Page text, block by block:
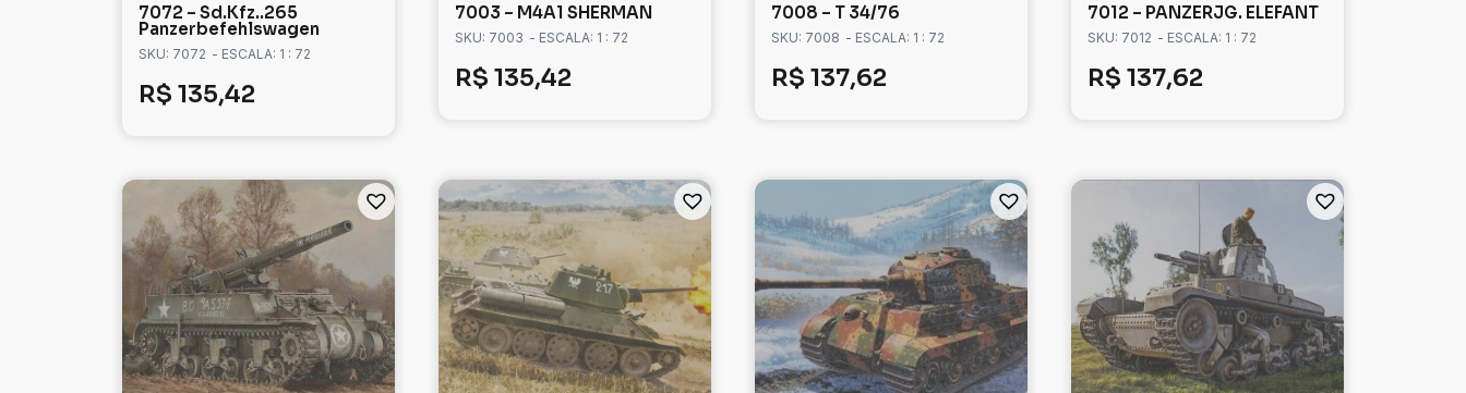
7072 – Sd.Kfz..265
Panzerbefehlswagen
SKU: 7072 - ESCALA: 1 : 72
R$ 135,42
7003 – M4A1 SHERMAN
SKU: 7003 - ESCALA: 1 : 72
R$ 135,42
7008 – T 34/76
SKU: 7008 - ESCALA: 1 : 72
R$ 137,62
7012 – PANZERJG. ELEFANT
SKU: 7012 - ESCALA: 1 : 72
R$ 137,62